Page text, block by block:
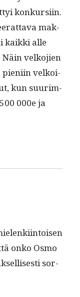
konkur­si­in.
mak­
kaik­ki alle
Näin velko­jien
pieni­in velkoi­
kun suurim­
000e ja
onko Osmo
sor­